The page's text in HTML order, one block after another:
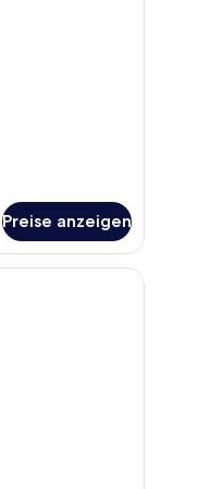
Preise anzeigen
kleinen Schreibtisch mit
Hotelzimmer mit einem